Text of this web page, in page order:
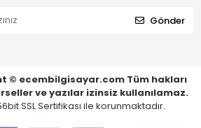
Gönder
© ecembilgisayar.com Tüm hakları
ve yazılar izinsiz kullanılamaz.
SSL Sertifikası ile korunmaktadır.